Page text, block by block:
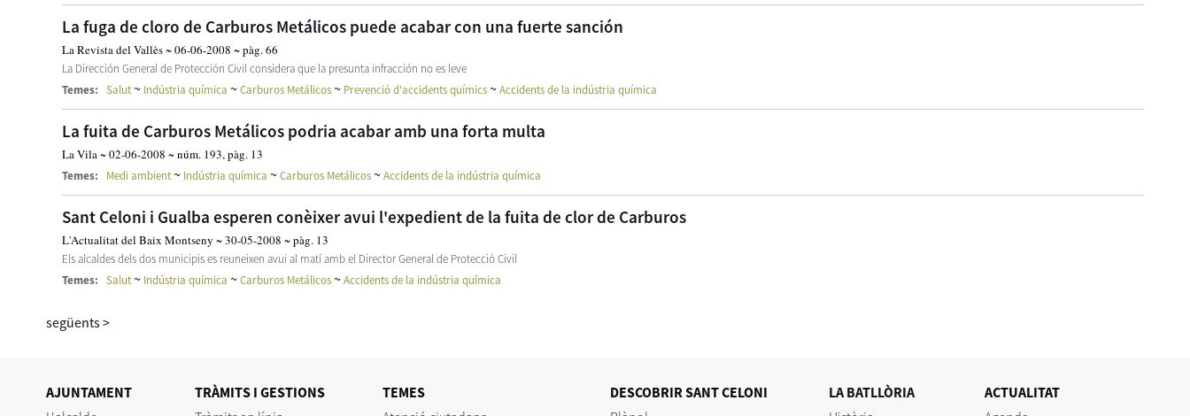
La fuga de cloro de Carburos Metálicos puede acabar con una fuerte sanción
La Revista del Vallès ~ 06-06-2008 ~ pàg. 66
La Dirección General de Protección Civil considera que la presunta infracción no es leve
Temes: Salut~ Indústria química ~Carburos Metálicos~ Prevenció d'accidents químics~Accidents de la indústria química
La fuita de Carburos Metálicos podria acabar amb una forta multa
La Vila ~ 02-06-2008 ~ núm. 193, pàg. 13
Temes: Medi ambient~ Indústria química ~Carburos Metálicos~Accidents de la indústria química
Sant Celoni i Gualba esperen conèixer avui l'expedient de la fuita de clor de Carburos
L'Actualitat del Baix Montseny ~ 30-05-2008 ~ pàg. 13
Els alcaldes dels dos municipis es reuneixen avui al matí amb el Director General de Protecció Civil
Temes: Salut~ Indústria química ~Carburos Metálicos~Accidents de la indústria química
següents>
AJUNTAMENT
TRÀMITS I GESTIONS
TEMES
DESCOBRIR SANT CELONI
LA BATLLÒRIA
ACTUALITAT